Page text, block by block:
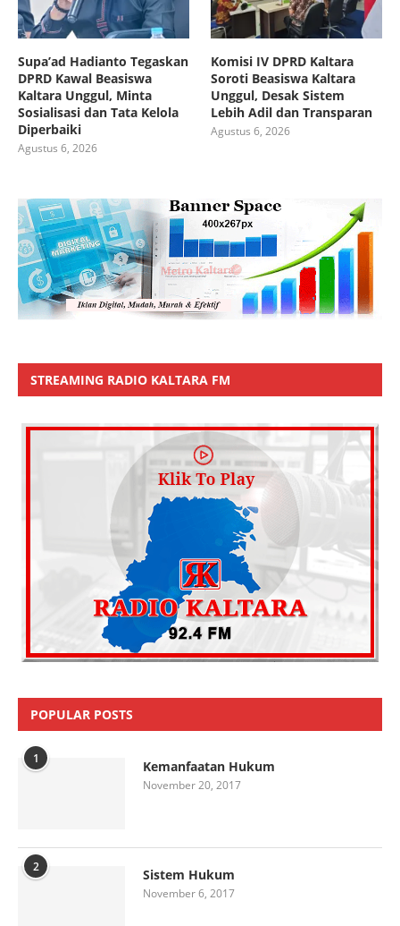
Supa’ad Hadianto Tegaskan
DPRD Kawal Beasiswa
Kaltara Unggul, Minta
Sosialisasi dan Tata Kelola
Diperbaiki
Agustus 6, 2026
Komisi IV DPRD Kaltara
Soroti Beasiswa Kaltara
Unggul, Desak Sistem
Lebih Adil dan Transparan
Agustus 6, 2026
STREAMING RADIO KALTARA FM
POPULAR POSTS
1 Kemanfaatan Hukum
November 20, 2017
2 Sistem Hukum
November 6, 2017